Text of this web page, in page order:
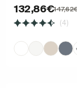
132,86€
(4)